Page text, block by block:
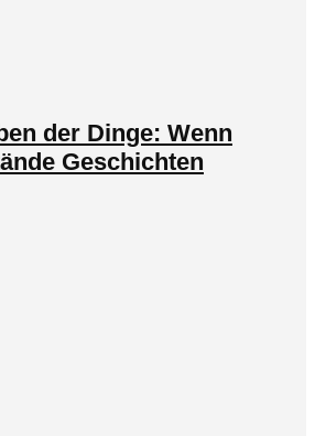
der Dinge: Wenn
Geschichten